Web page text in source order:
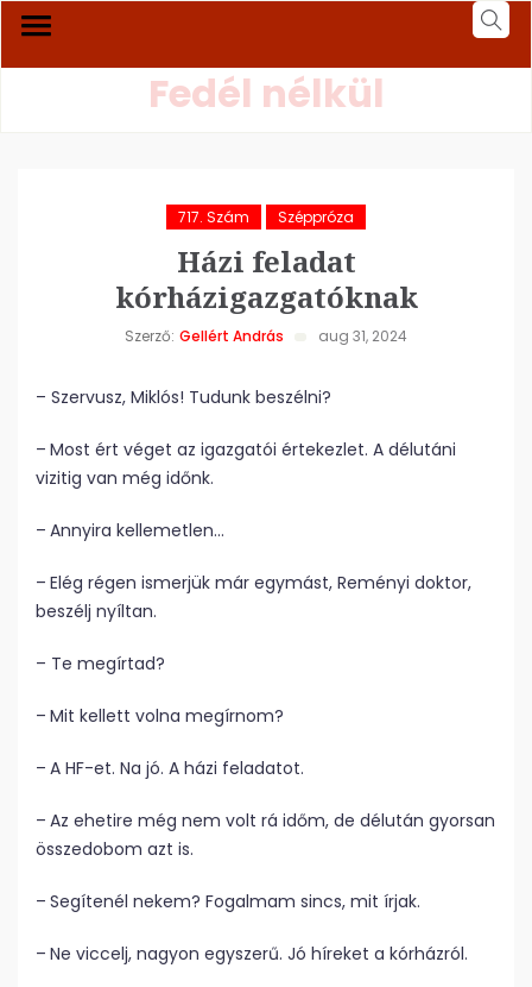
Fedél nélkül
717. Szám Széppróza
Házi feladat
kórházigazgatóknak
Szerző: Gellért András aug 31, 2024
– Szervusz, Miklós! Tudunk beszélni?
– Most ért véget az igazgatói értekezlet. A délutáni
vizitig van még időnk.
– Annyira kellemetlen…
– Elég régen ismerjük már egymást, Reményi doktor,
beszélj nyíltan.
– Te megírtad?
– Mit kellett volna megírnom?
– A HF-et. Na jó. A házi feladatot.
– Az ehetire még nem volt rá időm, de délután gyorsan
összedobom azt is.
– Segítenél nekem? Fogalmam sincs, mit írjak.
– Ne viccelj, nagyon egyszerű. Jó híreket a kórházról.